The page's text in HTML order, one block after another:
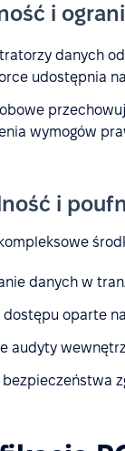
i
danych
udostępnia
wymogów
i
danych w
oparte
audyty